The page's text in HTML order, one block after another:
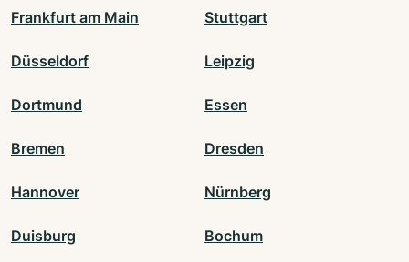
Frankfurt am Main Stuttgart
Düsseldorf Leipzig
Dortmund Essen
Bremen Dresden
Hannover Nürnberg
Duisburg Bochum